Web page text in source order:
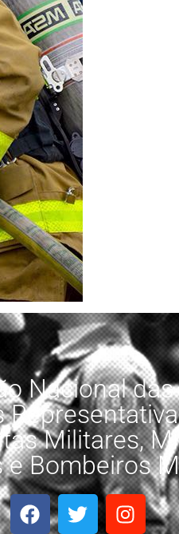
Nacional das
Militares,
e Bombeiros